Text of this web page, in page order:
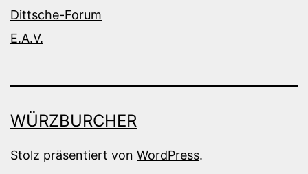
Dittsche-Forum
E.A.V.
WÜRZBURCHER
Stolz präsentiert von WordPress.